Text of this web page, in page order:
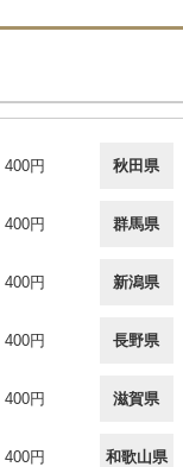
400円 秋田県
400円 群馬県
400円 新潟県
400円 長野県
400円 滋賀県
400円 和歌山県